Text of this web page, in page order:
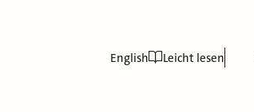
English Leicht lesen